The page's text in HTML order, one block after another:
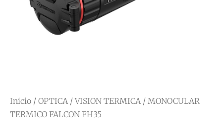
Inicio / OPTICA/VISION TERMICA/ MONOCULAR
TERMICO FALCON FH35